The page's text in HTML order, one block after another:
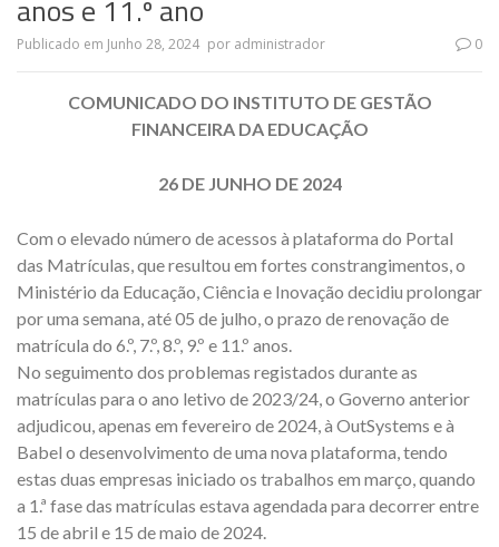
anos e 11.º ano
Publicado em Junho 28, 2024 por administrador 0
COMUNICADO DO INSTITUTO DE GESTÃO
FINANCEIRA DA EDUCAÇÃO
26 DE JUNHO DE 2024
Com o elevado número de acessos à plataforma do Portal
das Matrículas, que resultou em fortes constrangimentos, o
Ministério da Educação, Ciência e Inovação decidiu prolongar
por uma semana, até 05 de julho, o prazo de renovação de
matrícula do 6.º, 7.º, 8.º, 9.º e 11.º anos.
No seguimento dos problemas registados durante as
matrículas para o ano letivo de 2023/24, o Governo anterior
adjudicou, apenas em fevereiro de 2024, à OutSystems e à
Babel o desenvolvimento de uma nova plataforma, tendo
estas duas empresas iniciado os trabalhos em março, quando
a 1.ª fase das matrículas estava agendada para decorrer entre
15 de abril e 15 de maio de 2024.